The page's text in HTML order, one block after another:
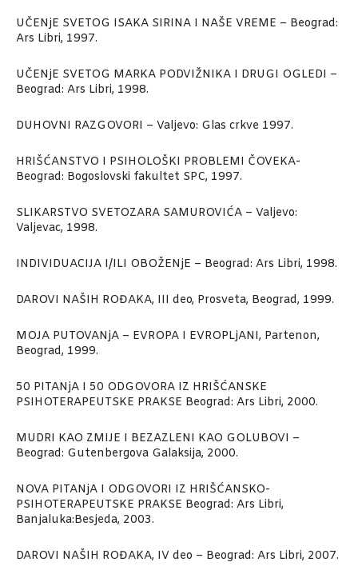
UČENjE SVETOG ISAKA SIRINA I NAŠE VREME – Beograd:
Ars Libri, 1997.
UČENjE SVETOG MARKA PODVIŽNIKA I DRUGI OGLEDI –
Beograd: Ars Libri, 1998.
DUHOVNI RAZGOVORI – Valjevo: Glas crkve 1997.
HRIŠĆANSTVO I PSIHOLOŠKI PROBLEMI ČOVEKA-
Beograd: Bogoslovski fakultet SPC, 1997.
SLIKARSTVO SVETOZARA SAMUROVIĆA – Valjevo:
Valjevac, 1998.
INDIVIDUACIJA I/ILI OBOŽENjE – Beograd: Ars Libri, 1998.
DAROVI NAŠIH ROĐAKA, III deo, Prosveta, Beograd, 1999.
MOJA PUTOVANjA – EVROPA I EVROPLjANI, Partenon,
Beograd, 1999.
50 PITANjA I 50 ODGOVORA IZ HRIŠĆANSKE
PSIHOTERAPEUTSKE PRAKSE Beograd: Ars Libri, 2000.
MUDRI KAO ZMIJE I BEZAZLENI KAO GOLUBOVI –
Beograd: Gutenbergova Galaksija, 2000.
NOVA PITANjA I ODGOVORI IZ HRIŠĆANSKO-
PSIHOTERAPEUTSKE PRAKSE Beograd: Ars Libri,
Banjaluka:Besjeda, 2003.
DAROVI NAŠIH ROĐAKA, IV deo – Beograd: Ars Libri, 2007.